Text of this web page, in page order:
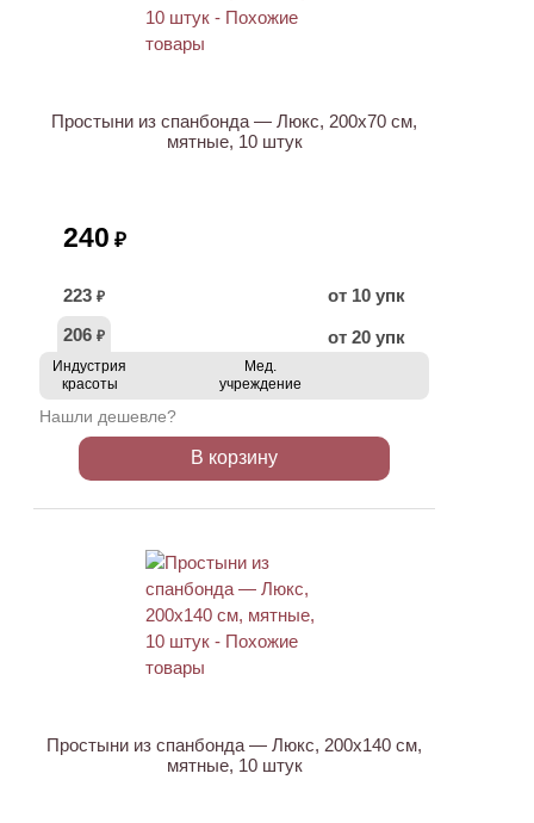
Простыни из спанбонда — Люкс, 200х70 см,
мятные, 10 штук
240 ₽
223 ₽
от 10 упк
206 ₽ от 20 упк
Индустрия
красоты
Мед.
учреждение
Нашли дешевле?
В корзину
Простыни из спанбонда — Люкс, 200х140 см,
мятные, 10 штук